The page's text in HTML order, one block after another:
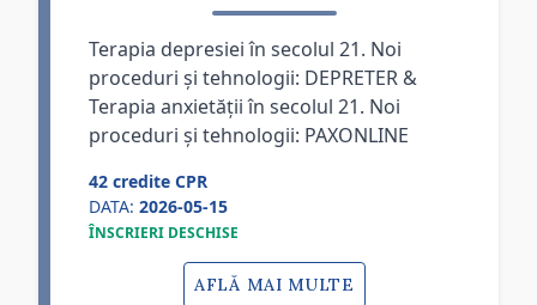
Terapia depresiei în secolul 21. Noi
proceduri și tehnologii: DEPRETER &
Terapia anxietății în secolul 21. Noi
proceduri și tehnologii: PAXONLINE
42 credite CPR
DATA: 2026-05-15
ÎNSCRIERI DESCHISE
AFLĂ MAI MULTE